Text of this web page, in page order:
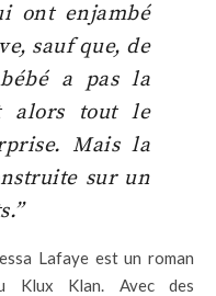
ont enjambé
sauf que, de
a pas la
alors tout le
Mais la
sur un
Lafaye est un roman
Klux Klan. Avec des